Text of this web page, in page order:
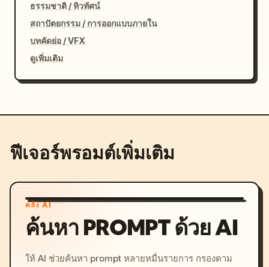
ธรรมชาติ / ทิวทัศน์
สถาปัตยกรรม / การออกแบบภายใน
บทคัดย่อ / VFX
ดูเพิ่มเติม
ฟีเจอร์พรอมต์เพิ่มเติม
คลัง AI
ค้นหา PROMPT ด้วย AI
ให้ AI ช่วยค้นหา prompt หลายหมื่นรายการ กรองตาม